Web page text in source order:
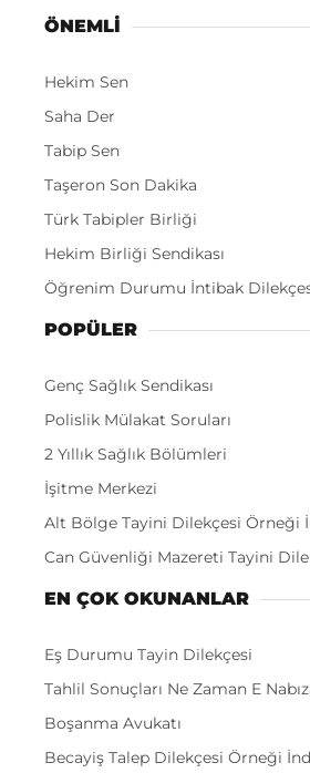
ÖNEMLI
Hekim Sen
Saha Der
Tabip Sen
Taşeron Son Dakika
Türk Tabipler Birliği
Hekim Birliği Sendikası
Öğrenim Durumu İntibak
POPÜLER
Genç Sağlık Sendikası
Polislik Mülakat Soruları
2 Yıllık Sağlık Bölümleri
İşitme Merkezi
Alt Bölge Tayini Dilekçesi Örneği
Can Güvenliği Mazereti Tayini
EN ÇOK OKUNANLAR
Eş Durumu Tayin Dilekçesi
Tahlil Sonuçları Ne Zaman E
Boşanma Avukatı
Becayiş Talep Dilekçesi Örneği